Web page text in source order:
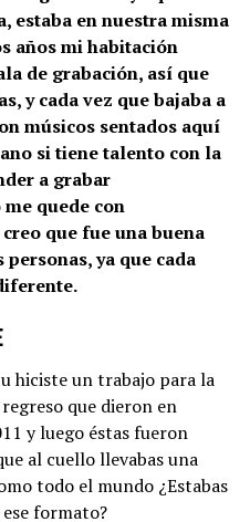
estaba en nuestra misma
años mi habitación
de grabación, así que
y cada vez que bajaba a
músicos sentados aquí
si tiene talento con la
a grabar
quede con
que fue una buena
ya que cada
hiciste un trabajo para la
que dieron en
y luego éstas fueron
al cuello llevabas una
todo el mundo ¿Estabas
formato?